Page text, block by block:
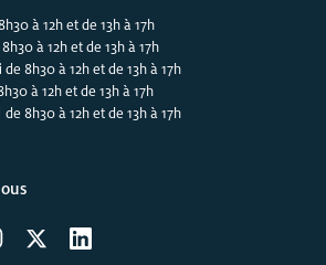
à 12h et de 13h à 17h
à 12h et de 13h à 17h
de 8h30 à 12h et de 13h à 17h
à 12h et de 13h à 17h
de 8h30 à 12h et de 13h à 17h
la page Facebook
à la page Instagram
Accéder à la page X
Accéder à LinkedIn